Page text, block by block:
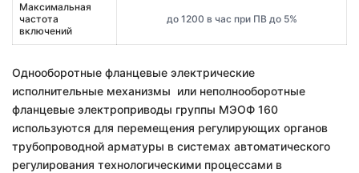
Максимальная
частота
включений
до 1200 в час при ПВ до 5%
Однооборотные фланцевые электрические
исполнительные механизмы или неполнооборотные
фланцевые электроприводы группы МЭОФ 160
используются для перемещения регулирующих органов
трубопроводной арматуры в системах автоматического
регулирования технологическими процессами в